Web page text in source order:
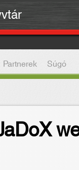
Partnerek Súgó